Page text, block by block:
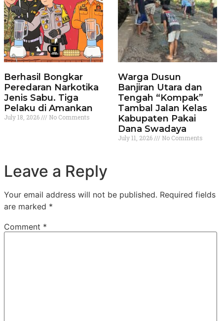
Berhasil Bongkar
Peredaran Narkotika
Jenis Sabu. Tiga
Pelaku di Amankan
July 18, 2026 No Comments
Warga Dusun
Banjiran Utara dan
Tengah “Kompak”
Tambal Jalan Kelas
Kabupaten Pakai
Dana Swadaya
July 11, 2026 No Comments
Leave a Reply
Your email address will not be published. Required fields
are marked *
Comment *